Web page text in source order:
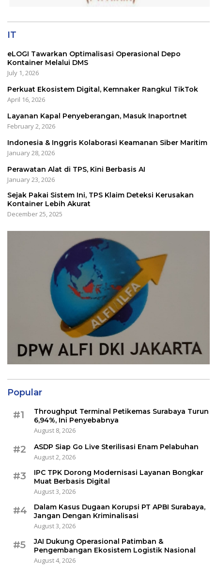
IT
eLOGI Tawarkan Optimalisasi Operasional Depo
Kontainer Melalui DMS
July 1, 2026
Perkuat Ekosistem Digital, Kemnaker Rangkul TikTok
April 16, 2026
Layanan Kapal Penyeberangan, Masuk Inaportnet
February 2, 2026
Indonesia & Inggris Kolaborasi Keamanan Siber Maritim
January 28, 2026
Perawatan Alat di TPS, Kini Berbasis AI
January 23, 2026
Sejak Pakai Sistem Ini, TPS Klaim Deteksi Kerusakan
Kontainer Lebih Akurat
December 25, 2025
Popular
#1
Throughput Terminal Petikemas Surabaya Turun
6,94%, Ini Penyebabnya
August 8, 2026
#2
ASDP Siap Go Live Sterilisasi Enam Pelabuhan
August 2, 2026
#3
IPC TPK Dorong Modernisasi Layanan Bongkar
Muat Berbasis Digital
August 3, 2026
#4
Dalam Kasus Dugaan Korupsi PT APBI Surabaya,
Jangan Dengan Kriminalisasi
August 3, 2026
#5
JAI Dukung Operasional Patimban &
Pengembangan Ekosistem Logistik Nasional
August 4, 2026